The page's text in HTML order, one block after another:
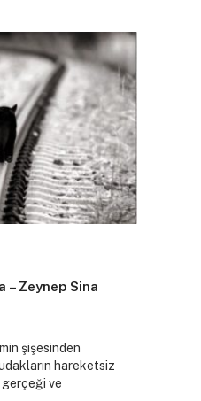
– Zeynep Sina
şişesinden
hareketsiz
gerçeği ve